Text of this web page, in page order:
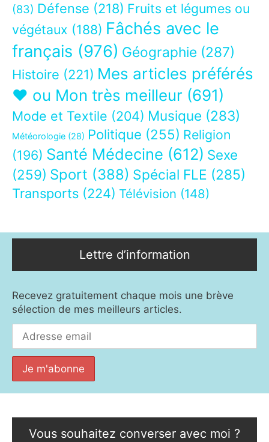
(83) Défense (218) Fruits et légumes ou
végétaux (188) Fâchés avec le
français (976) Géographie (287)
Histoire (221) Mes articles préférés
❤ ou Mon très meilleur (691)
Mode et Textile (204) Musique (283)
Météorologie (28) Politique (255) Religion
(196) Santé Médecine (612) Sexe
(259) Sport (388) Spécial FLE (285)
Transports (224) Télévision (148)
Lettre d’information
Recevez gratuitement chaque mois une brève
sélection de mes meilleurs articles.
Vous souhaitez converser avec moi ?